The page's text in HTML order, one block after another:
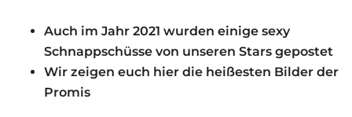
Auch im Jahr 2021 wurden einige sexy
Schnappschüsse von unseren Stars gepostet
Wir zeigen euch hier die heißesten Bilder der
Promis